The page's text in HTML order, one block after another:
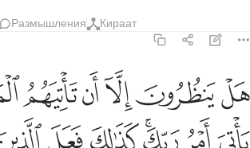
Размышления Кираат
هل ينظرون الا ان تاتيهم الملايكة او ياتي امر
هَلْ يَنظُرُونَ إِلَّآ أَن تَأْتِيَهُمُ ٱلْمَلَـٰٓئِكَةُ أَوْ يَأْتِىَ
ﲲﲳﲴﲵﲶ